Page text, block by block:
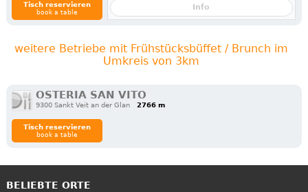
Tisch reservieren
book a table
Info
weitere Betriebe mit Frühstücksbüffet / Brunch im
Umkreis von 3km
OSTERIA SAN VITO
9300 Sankt Veit an der Glan 2766 m
Tisch reservieren
book a table
BELIEBTE ORTE